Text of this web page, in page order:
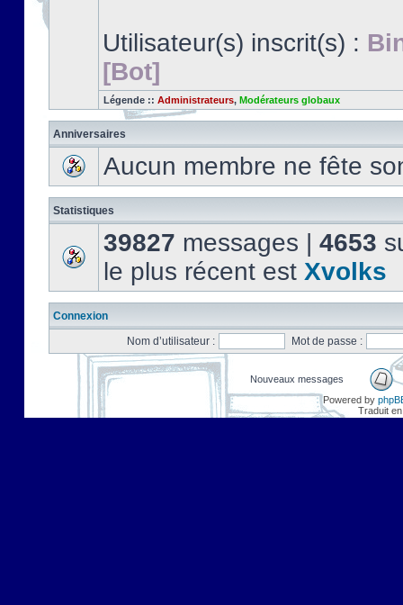
Utilisateur(s) inscrit(s) :
[Bot]
Légende :: Administrateurs, Modérateurs globaux
Anniversaires
Aucun membre ne fête
Statistiques
39827 messages | 4653
le plus récent est Xvolks
Connexion
Nom d’utilisateur :
Mot de passe :
Nouveaux messages
Powered by
Traduit